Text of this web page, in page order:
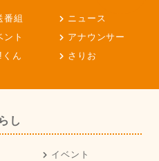
番組
ニュース
ント
アナウンサー
ん さりお
し
イベント